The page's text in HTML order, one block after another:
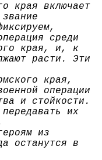
края включает
среди
края, и, к
расти. Эти
края,
операции
и стойкости.
их
из
останутся в